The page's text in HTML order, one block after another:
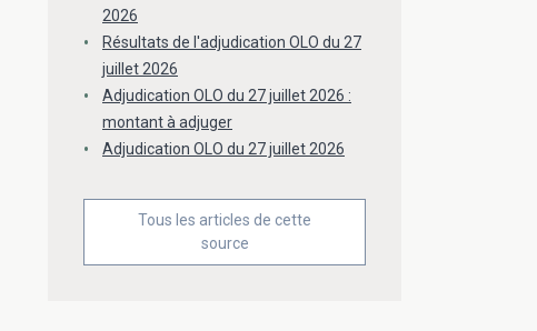
2026
Résultats de l'adjudication OLO du 27
juillet 2026
Adjudication OLO du 27 juillet 2026 :
montant à adjuger
Adjudication OLO du 27 juillet 2026
Tous les articles de cette
source